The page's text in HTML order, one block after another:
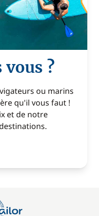
vous ?
ou marins
qu'il vous faut !
et de notre